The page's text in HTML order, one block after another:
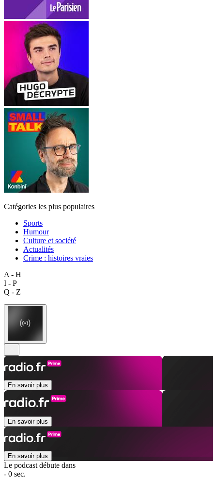
Catégories les plus populaires
Sports
Humour
Culture et société
Actualités
Crime : histoires vraies
A - H
I - P
Q - Z
En savoir plus
En savoir plus
En savoir plus
Le podcast débute dans
- 0 sec.